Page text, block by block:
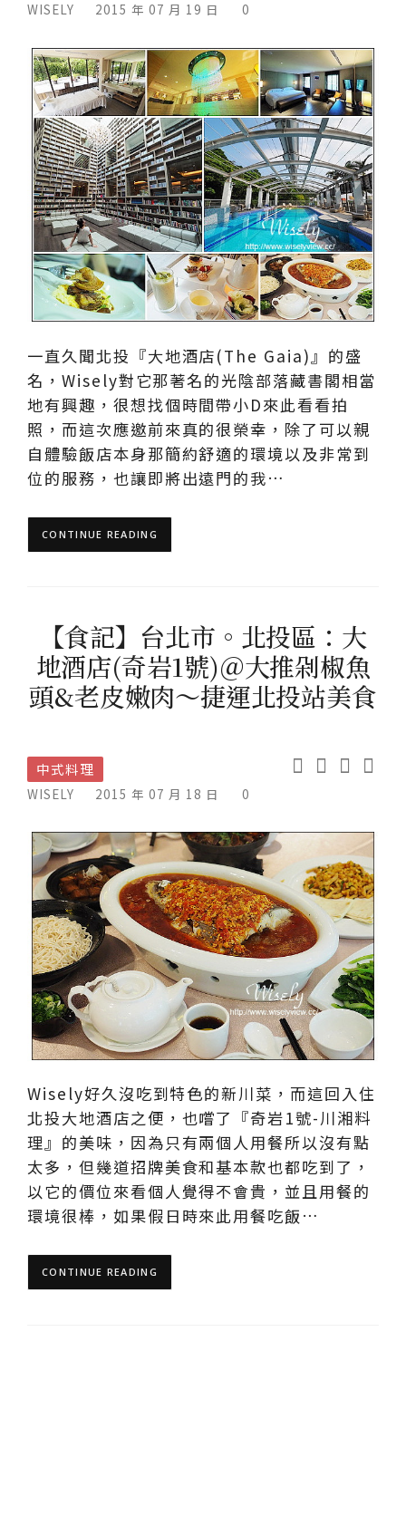
WISELY 2015 年 07 月 19 日 0
一直久聞北投『大地酒店(The Gaia)』的盛
名，Wisely對它那著名的光陰部落藏書閣相當
地有興趣，很想找個時間帶小D來此看看拍
照，而這次應邀前來真的很榮幸，除了可以親
自體驗飯店本身那簡約舒適的環境以及非常到
位的服務，也讓即將出遠門的我…
CONTINUE READING
【食記】台北市。北投區：大
地酒店(奇岩1號)＠大推剁椒魚
頭&老皮嫩肉～捷運北投站美食
中式料理
WISELY 2015 年 07 月 18 日 0
Wisely好久沒吃到特色的新川菜，而這回入住
北投大地酒店之便，也嚐了『奇岩1號-川湘料
理』的美味，因為只有兩個人用餐所以沒有點
太多，但幾道招牌美食和基本款也都吃到了，
以它的價位來看個人覺得不會貴，並且用餐的
環境很棒，如果假日時來此用餐吃飯…
CONTINUE READING